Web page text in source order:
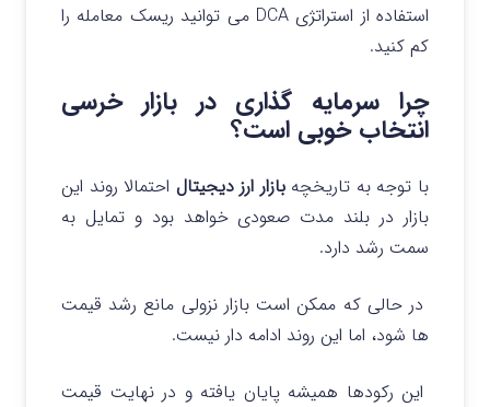
استفاده از استراتژی DCA می توانید ریسک معامله را
کم کنید.
چرا سرمایه گذاری در بازار خرسی
انتخاب خوبی است؟
با توجه به تاریخچه بازار ارز دیجیتال احتمالا روند این
بازار در بلند مدت صعودی خواهد بود و تمایل به
سمت رشد دارد.
در حالی که ممکن است بازار نزولی مانع رشد قیمت
ها شود، اما این روند ادامه دار نیست.
این رکودها همیشه پایان یافته و در نهایت قیمت